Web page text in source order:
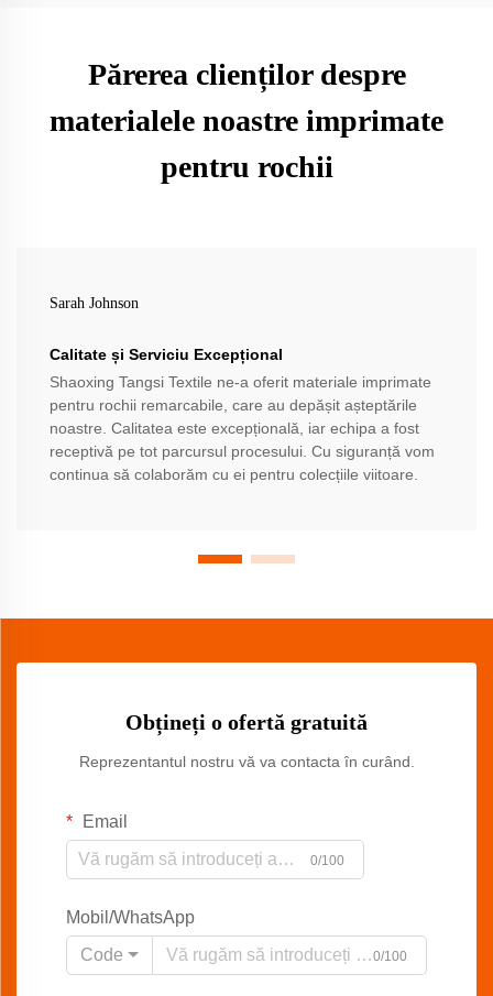
Părerea clienților despre
materialele noastre imprimate
pentru rochii
Sarah Johnson
Calitate și Serviciu Excepțional
Shaoxing Tangsi Textile ne-a oferit materiale imprimate
pentru rochii remarcabile, care au depășit așteptările
noastre. Calitatea este excepțională, iar echipa a fost
receptivă pe tot parcursul procesului. Cu siguranță vom
continua să colaborăm cu ei pentru colecțiile viitoare.
Obțineți o ofertă gratuită
Reprezentantul nostru vă va contacta în curând.
Email
0/100
Mobil/WhatsApp
Code
0/100